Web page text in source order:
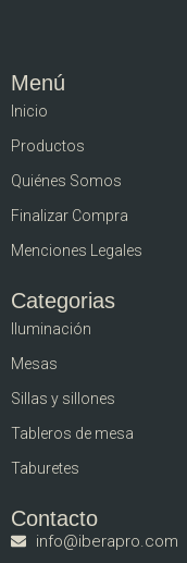
Menú
Inicio
Productos
Quiénes Somos
Finalizar Compra
Menciones Legales
Categorias
Iluminación
Mesas
Sillas y sillones
Tableros de mesa
Taburetes
Contacto
info@iberapro.com